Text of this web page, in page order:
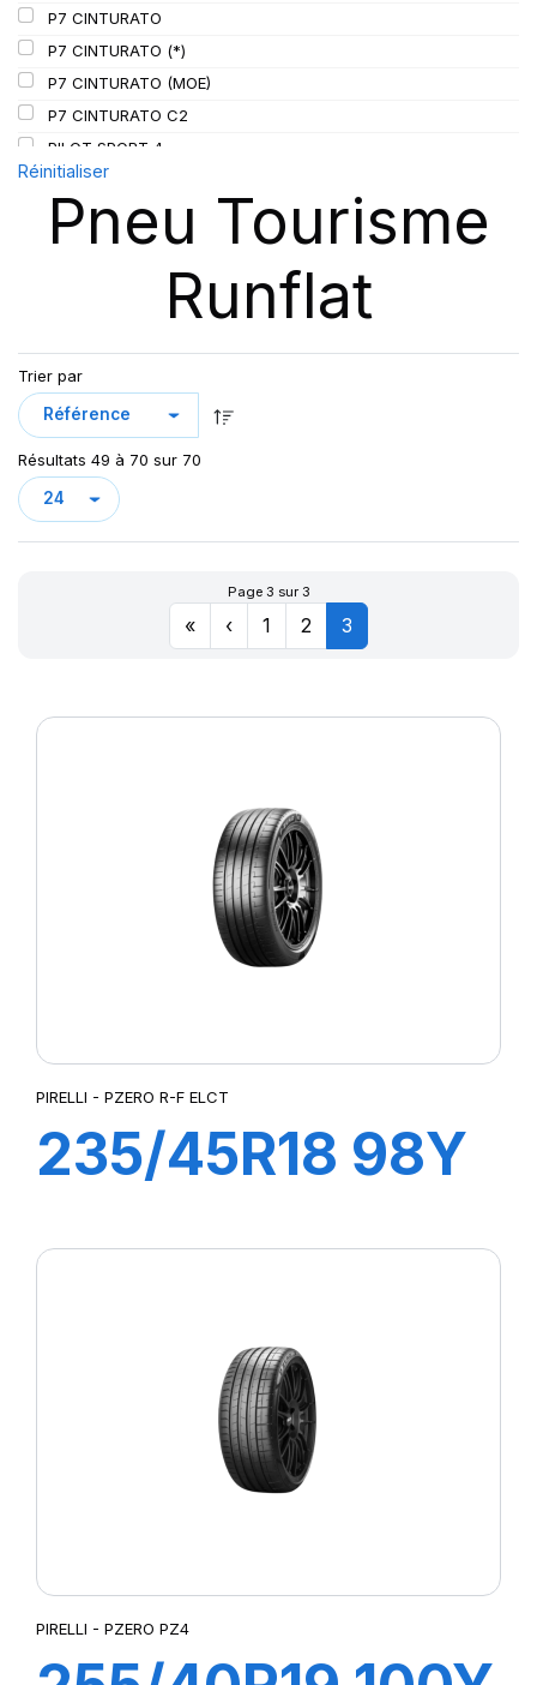
P7 CINTURATO
P7 CINTURATO (*)
P7 CINTURATO (MOE)
P7 CINTURATO C2
PILOT SPORT 4
PILOT SPORT4
PILOT SPORT 4S
PILOT SUPER SPORT
P ZERO 5
PZERO PZ4
PZERO R-F ELCT
R-F P7 CINTURATO (*) K1
S-VERD
Réinitialiser
Pneu Tourisme
Runflat
Trier par
Résultats 49 à 70 sur 70
Page 3 sur 3
« ‹ 1 2 3
PIRELLI - PZERO R-F ELCT
235/45R18 98Y
PIRELLI - PZERO PZ4